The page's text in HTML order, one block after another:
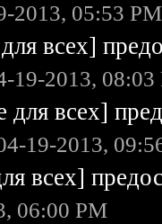
2013, 05:53 PM
всех]
19-2013, 08:03
всех]
19-2013,
всех]
06:00 PM